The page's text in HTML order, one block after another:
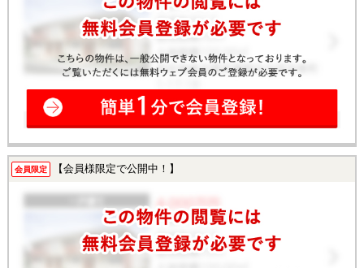
会員限定 【会員様限定で公開中！】